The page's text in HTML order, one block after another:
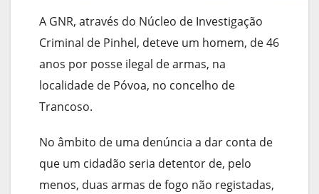
A GNR, através do Núcleo de Investigação
Criminal de Pinhel, deteve um homem, de 46
anos por posse ilegal de armas, na
localidade de Póvoa, no concelho de
Trancoso.
No âmbito de uma denúncia a dar conta de
que um cidadão seria detentor de, pelo
menos, duas armas de fogo não registadas,